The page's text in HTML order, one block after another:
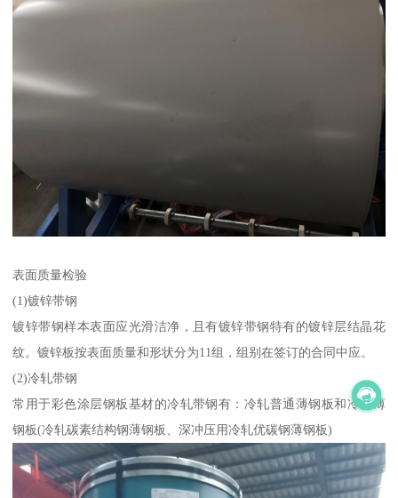
表面质量检验
(1)镀锌带钢
镀锌带钢样本表面应光滑洁净，且有镀锌带钢特有的镀锌层结晶花
纹。镀锌板按表面质量和形状分为11组，组别在签订的合同中应。
(2)冷轧带钢
常用于彩色涂层钢板基材的冷轧带钢有：冷轧普通薄钢板和冷轧薄
钢板(冷轧碳素结构钢薄钢板、深冲压用冷轧优碳钢薄钢板)